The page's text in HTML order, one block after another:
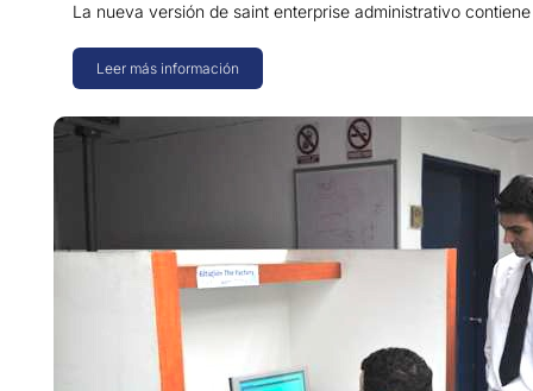
La nueva versión de saint enterprise administrativo
Leer más información